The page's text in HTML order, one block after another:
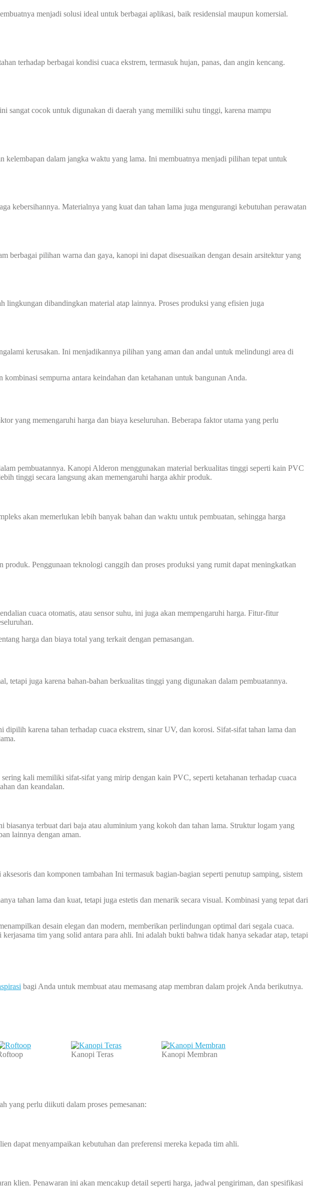
menjadi solusi ideal untuk berbagai aplikasi, baik residensial maupun komersial.
terhadap berbagai kondisi cuaca ekstrem, termasuk hujan, panas, dan angin kencang.
sangat cocok untuk digunakan di daerah yang memiliki suhu tinggi, karena mampu
dalam jangka waktu yang lama. Ini membuatnya menjadi pilihan tepat untuk
kebersihannya. Materialnya yang kuat dan tahan lama juga mengurangi kebutuhan perawatan
berbagai pilihan warna dan gaya, kanopi ini dapat disesuaikan dengan desain arsitektur yang
dibandingkan material atap lainnya. Proses produksi yang efisien juga
kerusakan. Ini menjadikannya pilihan yang aman dan andal untuk melindungi area di
sempurna antara keindahan dan ketahanan untuk bangunan Anda.
yang memengaruhi harga dan biaya keseluruhan. Beberapa faktor utama yang perlu
pembuatannya. Kanopi Alderon menggunakan material berkualitas tinggi seperti kain PVC
tinggi secara langsung akan memengaruhi harga akhir produk.
akan memerlukan lebih banyak bahan dan waktu untuk pembuatan, sehingga harga
Penggunaan teknologi canggih dan proses produksi yang rumit dapat meningkatkan
cuaca otomatis, atau sensor suhu, ini juga akan mempengaruhi harga. Fitur-fitur
harga dan biaya total yang terkait dengan pemasangan.
juga karena bahan-bahan berkualitas tinggi yang digunakan dalam pembuatannya.
karena tahan terhadap cuaca ekstrem, sinar UV, dan korosi. Sifat-sifat tahan lama dan
kali memiliki sifat-sifat yang mirip dengan kain PVC, seperti ketahanan terhadap cuaca
dan keandalan.
terbuat dari baja atau aluminium yang kokoh dan tahan lama. Struktur logam yang
lainnya dengan aman.
dan komponen tambahan Ini termasuk bagian-bagian seperti penutup samping, sistem
tahan lama dan kuat, tetapi juga estetis dan menarik secara visual. Kombinasi yang tepat dari
desain elegan dan modern, memberikan perlindungan optimal dari segala cuaca.
tim yang solid antara para ahli. Ini adalah bukti bahwa tidak hanya sekadar atap, tetapi
bagi Anda untuk membuat atau memasang atap membran dalam projek Anda berikutnya.
Kanopi Teras Kanopi Membran
yang perlu diikuti dalam proses pemesanan:
dapat menyampaikan kebutuhan dan preferensi mereka kepada tim ahli.
klien. Penawaran ini akan mencakup detail seperti harga, jadwal pengiriman, dan spesifikasi